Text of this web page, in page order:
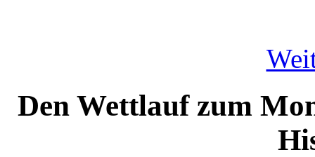
Den Wettlauf zum